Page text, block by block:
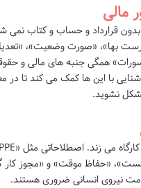
مالی
بدون قرارداد و حساب و کتاب نمی
بها»، «صورت وضعیت»،
همگی جنبه های مالی و
با این ها کمک می کند تا در
نشوید.
«حفاظ موقت» و «مجوز کار
نیروی انسانی ضروری هستند.